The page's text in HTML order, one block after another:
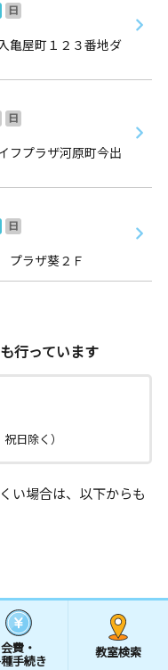
日
亀屋町１２３番地ダ
日
フプラザ河原町今出
日
プラザ葵２Ｆ
も行っています
日除く）
い場合は、以下からも
会費・
手続き
教室検索